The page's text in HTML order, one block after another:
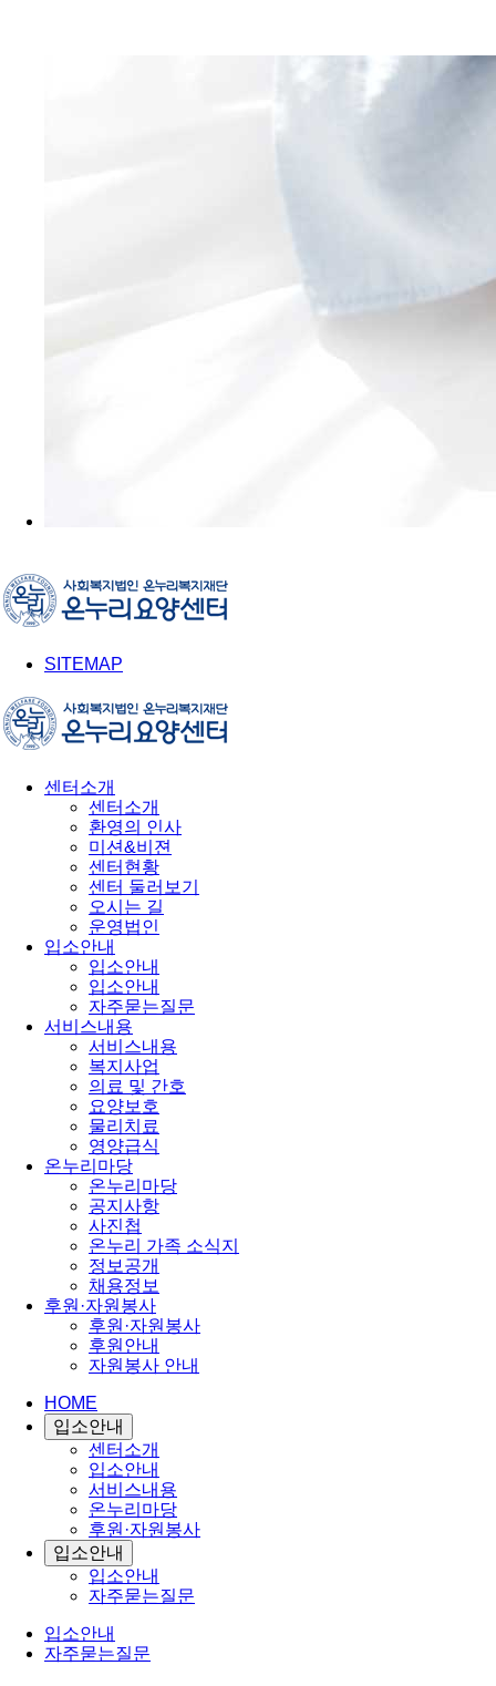
SITEMAP
센터소개
센터소개
환영의 인사
미션&비젼
센터현황
센터 둘러보기
오시는 길
운영법인
입소안내
입소안내
입소안내
자주묻는질문
서비스내용
서비스내용
복지사업
의료 및 간호
요양보호
물리치료
영양급식
온누리마당
온누리마당
공지사항
사진첩
온누리 가족 소식지
정보공개
채용정보
후원·자원봉사
후원·자원봉사
후원안내
자원봉사 안내
HOME
입소안내
센터소개
입소안내
서비스내용
온누리마당
후원·자원봉사
입소안내
입소안내
자주묻는질문
입소안내
자주묻는질문